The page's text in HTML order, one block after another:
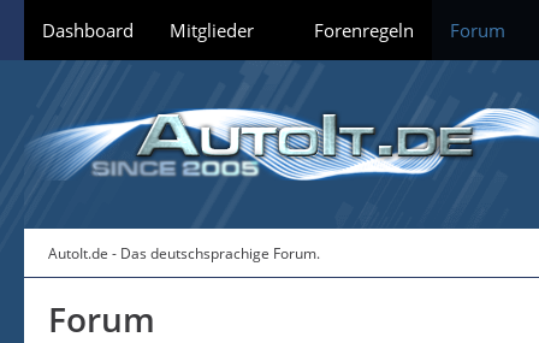
Dashboard Mitglieder Forenregeln Forum
AutoIt.de - Das deutschsprachige Forum.
Forum